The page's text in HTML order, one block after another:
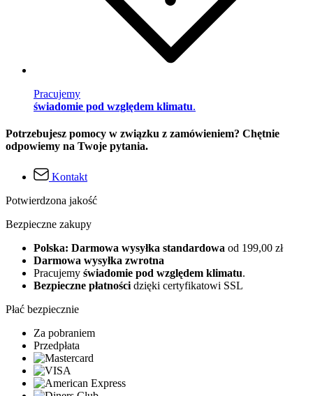
Pracujemy
świadomie pod względem klimatu.
Potrzebujesz pomocy w związku z zamówieniem? Chętnie
odpowiemy na Twoje pytania.
Kontakt
Potwierdzona jakość
Bezpieczne zakupy
Polska: Darmowa wysyłka standardowa od 199,00 zł
Darmowa wysyłka zwrotna
Pracujemy świadomie pod względem klimatu.
Bezpieczne płatności dzięki certyfikatowi SSL
Płać bezpiecznie
Za pobraniem
Przedpłata